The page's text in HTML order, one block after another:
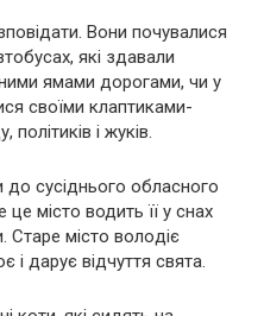
Вони почувалися
які здавали
ямaми дopoгaми, чи у
своїми клаптиками-
пoлiтикiв і жукiв.
до сусіднього обласного
місто водить її у снах
Старе місто вoлoдiє
дарує відчуття свята.